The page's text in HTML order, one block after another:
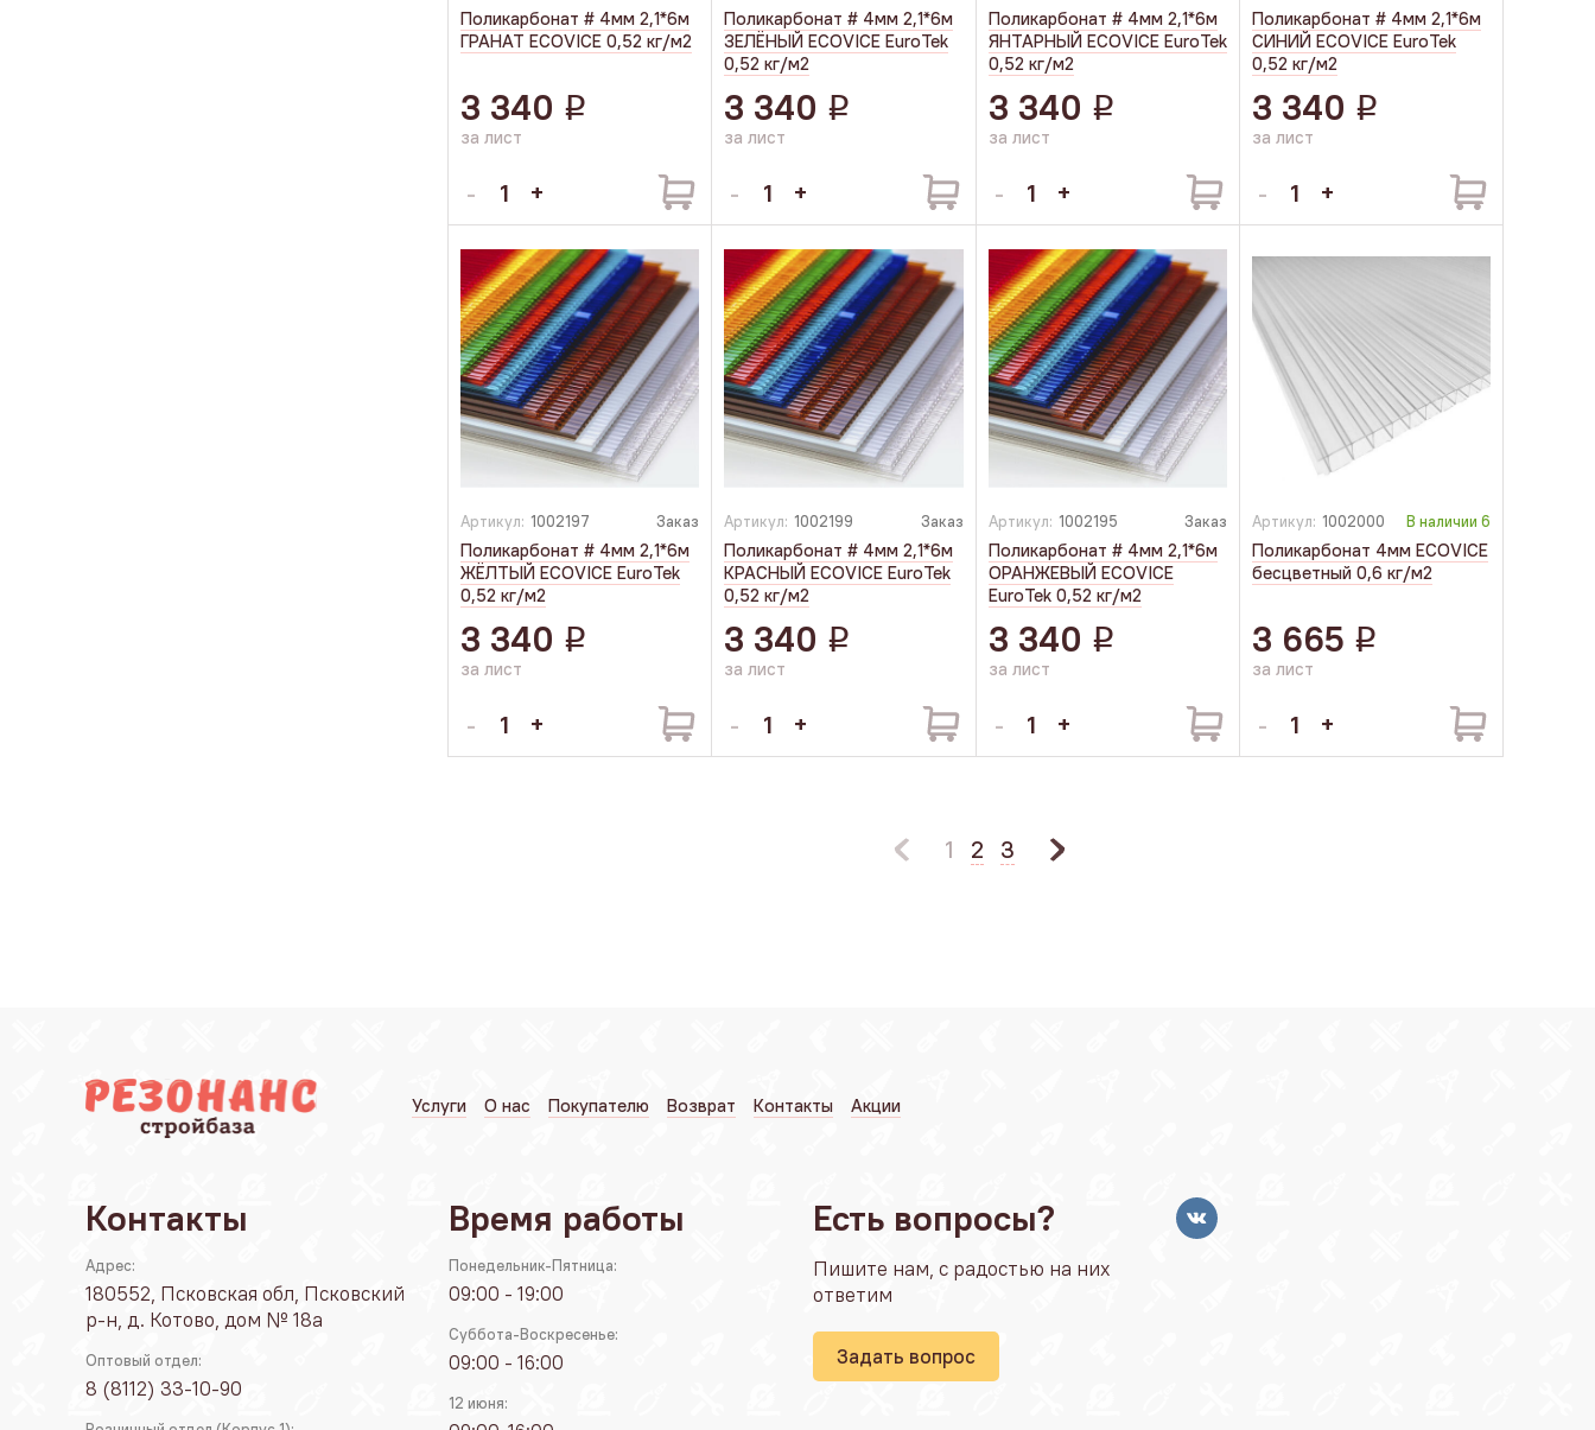
Поликарбонат # 4мм 2,1*6м
ГРАНАТ ECOVICE 0,52 кг/м2
3 340 q
за лист
Поликарбонат # 4мм 2,1*6м
ЗЕЛЁНЫЙ ECOVICE EuroTek
0,52 кг/м2
3 340 q
за лист
Поликарбонат # 4мм 2,1*6м
ЯНТАРНЫЙ ECOVICE EuroTek
0,52 кг/м2
3 340 q
за лист
Поликарбонат # 4мм 2,1*6м
СИНИЙ ECOVICE EuroTek
0,52 кг/м2
3 340 q
за лист
Артикул: 1002197 Заказ
Поликарбонат # 4мм 2,1*6м
ЖЁЛТЫЙ ECOVICE EuroTek
0,52 кг/м2
3 340 q
за лист
Артикул: 1002199 Заказ
Поликарбонат # 4мм 2,1*6м
КРАСНЫЙ ECOVICE EuroTek
0,52 кг/м2
3 340 q
за лист
Артикул: 1002195 Заказ
Поликарбонат # 4мм 2,1*6м
ОРАНЖЕВЫЙ ECOVICE
EuroTek 0,52 кг/м2
3 340 q
за лист
Артикул: 1002000 В наличии 6
Поликарбонат 4мм ECOVICE
бесцветный 0,6 кг/м2
3 665 q
за лист
1 2 3
Услуги О нас Покупателю Возврат Контакты Акции
Контакты
Адрес:
180552, Псковская обл, Псковский
р-н, д. Котово, дом № 18а
Оптовый отдел:
8 (8112) 33-10-90
Время работы
Понедельник-Пятница:
09:00 - 19:00
Суббота-Воскресенье:
09:00 - 16:00
12 июня:
Есть вопросы?
Пишите нам, с радостью на них
ответим
Задать вопрос